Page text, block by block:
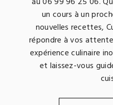
un cours à un
nouvelles recettes,
répondre à vos
expérience culinaire
et laissez-vous